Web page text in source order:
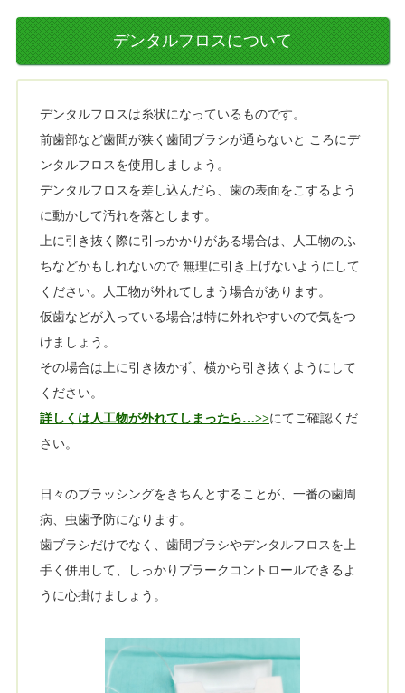
デンタルフロスについて
デンタルフロスは糸状になっているものです。
前歯部など歯間が狭く歯間ブラシが通らないと ころにデ
ンタルフロスを使用しましょう。
デンタルフロスを差し込んだら、歯の表面をこするよう
に動かして汚れを落とします。
上に引き抜く際に引っかかりがある場合は、人工物のふ
ちなどかもしれないので 無理に引き上げないようにして
ください。人工物が外れてしまう場合があります。
仮歯などが入っている場合は特に外れやすいので気をつ
けましょう。
その場合は上に引き抜かず、横から引き抜くようにして
ください。
詳しくは人工物が外れてしまったら…
にてご確認くだ
さい。
日々のブラッシングをきちんとすることが、一番の歯周
病、虫歯予防になります。
歯ブラシだけでなく、歯間ブラシやデンタルフロスを上
手く併用して、しっかりプラークコントロールできるよ
うに心掛けましょう。